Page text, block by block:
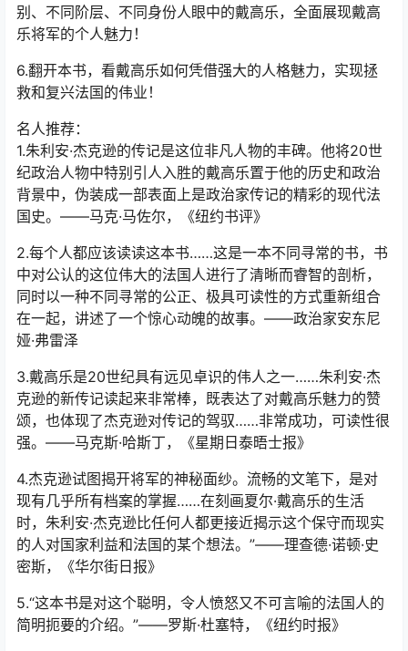
别、不同阶层、不同身份人眼中的戴高乐，全面展现戴高
乐将军的个人魅力！
6.翻开本书，看戴高乐如何凭借强大的人格魅力，实现拯
救和复兴法国的伟业！
名人推荐：
1.朱利安·杰克逊的传记是这位非凡人物的丰碑。他将20世
纪政治人物中特别引人入胜的戴高乐置于他的历史和政治
背景中，伪装成一部表面上是政治家传记的精彩的现代法
国史。——马克·马佐尔，《纽约书评》
2.每个人都应该读读这本书……这是一本不同寻常的书，书
中对公认的这位伟大的法国人进行了清晰而睿智的剖析，
同时以一种不同寻常的公正、极具可读性的方式重新组合
在一起，讲述了一个惊心动魄的故事。——政治家安东尼
娅·弗雷泽
3.戴高乐是20世纪具有远见卓识的伟人之一……朱利安·杰
克逊的新传记读起来非常棒，既表达了对戴高乐魅力的赞
颂，也体现了杰克逊对传记的驾驭……非常成功，可读性很
强。——马克斯·哈斯丁，《星期日泰晤士报》
4.杰克逊试图揭开将军的神秘面纱。流畅的文笔下，是对
现有几乎所有档案的掌握……在刻画夏尔·戴高乐的生活
时，朱利安·杰克逊比任何人都更接近揭示这个保守而现实
的人对国家利益和法国的某个想法。”——理查德·诺顿·史
密斯，《华尔街日报》
5.“这本书是对这个聪明，令人愤怒又不可言喻的法国人的
简明扼要的介绍。”——罗斯·杜塞特，《纽约时报》